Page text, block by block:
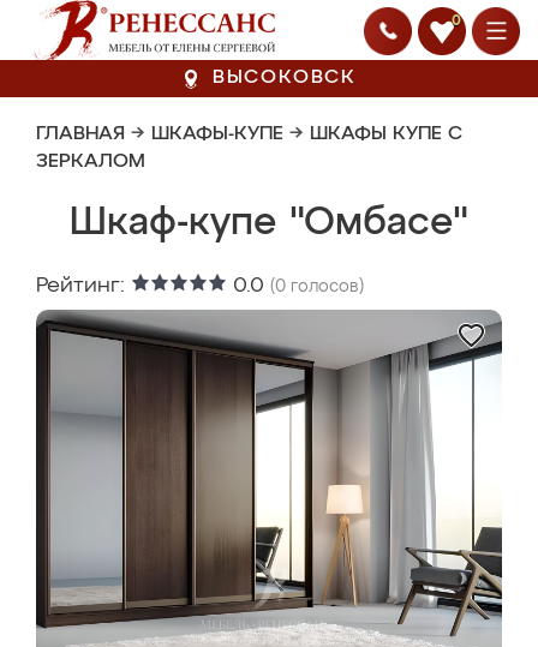
0
ВЫСОКОВСК
ГЛАВНАЯ → ШКАФЫ-КУПЕ → ШКАФЫ КУПЕ С
ЗЕРКАЛОМ
Шкаф-купе "Омбасе"
Рейтинг: 0.0 (0 голосов)